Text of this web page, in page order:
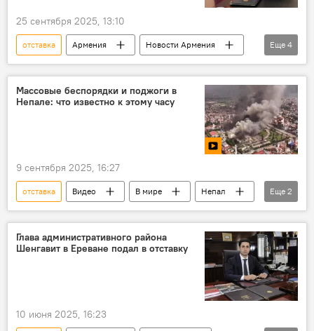
25 сентября 2025, 13:10
отставка Армения
Новости Армения
Политика
Вайоц Дзор
смс
слухи
Еще 4
Массовые беспорядки и поджоги в
Непале: что известно к этому часу
9 сентября 2025, 16:27
отставка Видео В мире
Непал
беспорядки
президент
Еще 2
Глава административного района
Шенгавит в Ереване подал в отставку
10 июня 2025, 16:23